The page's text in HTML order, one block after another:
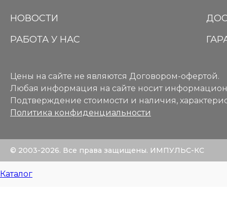
НОВОСТИ
РАБОТА У НАС
Цены на сайте не являются Договором-офертой.
Любая информация на сайте носит
Подтверждение стоимости и наличия,
Политика конфиденциальности
© 2003-2026. Все права защищены. ИМПУЛЬС-КС
Каталог